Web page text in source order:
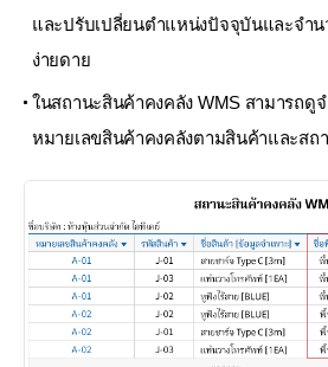
และปรับเปลี่ยนตำแหน่งปัจจุบันและจำน
ง่ายดาย
ในสถานะสินค้าคงคลัง WMS สามารถดู
หมายเลขสินค้าคงคลังตามสินค้าและสถ